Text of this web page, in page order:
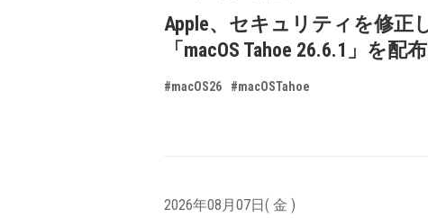
Apple、セキュリティを修正
「macOS Tahoe 26.6.1」を配
#macOS26 #macOSTahoe
2026年08月07日( 金 )